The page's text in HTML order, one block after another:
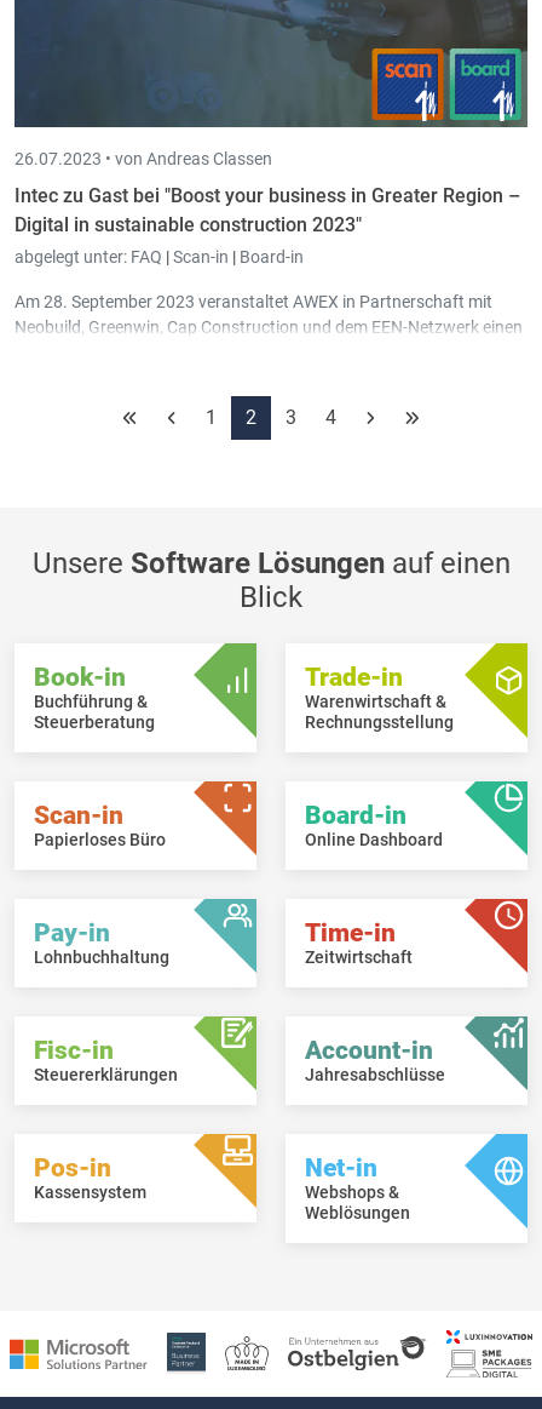
26.07.2023 • von Andreas Classen
Intec zu Gast bei "Boost your business in Greater Region –
Digital in sustainable construction 2023"
abgelegt unter: FAQ |Scan-in | Board-in
Am 28. September 2023 veranstaltet AWEX in Partnerschaft mit
Neobuild, Greenwin, Cap Construction und dem EEN-Netzwerk einen
1 2 3 4
Unsere Software Lösungenauf einen
Blick
Book-in
Buchführung &
Steuerberatung
Trade-in
Warenwirtschaft &
Rechnungsstellung
Scan-in
Papierloses Büro
Board-in
Online Dashboard
Pay-in
Lohnbuchhaltung
Time-in
Zeitwirtschaft
Fisc-in
Steuererklärungen
Account-in
Jahresabschlüsse
Pos-in
Kassensystem
Net-in
Webshops &
Weblösungen